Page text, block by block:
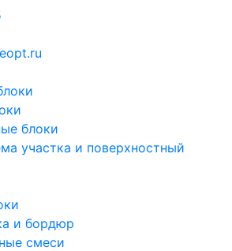
блоки
участка и поверхностный
и бордюр
смеси